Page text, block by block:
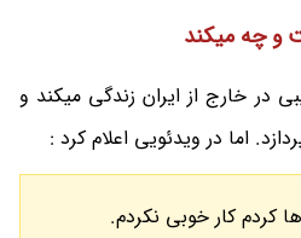
و چه میکند
خارج از ایران زندگی میکند و
اما در ویدئویی اعلام کرد :
کردم کار خوبی نکردم.